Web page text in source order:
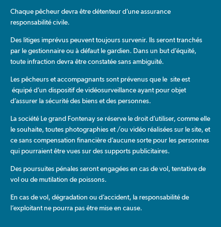
Chaque pêcheur devra être détenteur d’une assurance
responsabilité civile.
Des litiges imprévus peuvent toujours survenir. Ils seront tranchés
par le gestionnaire ou à défaut le gardien. Dans un but d’équité,
toute infraction devra être constatée sans ambiguïté.
Les pêcheurs et accompagnants sont prévenus que le site est
équipé d’un dispositif de vidéosurveillance ayant pour objet
d’assurer la sécurité des biens et des personnes.
La société Le grand Fontenay se réserve le droit d’utiliser, comme elle
le souhaite, toutes photographies et /ou vidéo réalisées sur le site, et
ce sans compensation financière d’aucune sorte pour les personnes
qui pourraient être vues sur des supports publicitaires.
Des poursuites pénales seront engagées en cas de vol, tentative de
vol ou de mutilation de poissons.
En cas de vol, dégradation ou d’accident, la responsabilité de
l’exploitant ne pourra pas être mise en cause.